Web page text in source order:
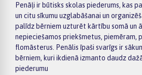
Penāļi ir būtisks skolas piederums, kas
un citu sīkumu uzglabāšanai un
palīdz bērniem uzturēt kārtību somā un
nepieciešamos priekšmetus, piemēram,
flomāsterus. Penālis īpaši svarīgs ir
bērniem, kuri ikdienā izmanto daudz
piederumu